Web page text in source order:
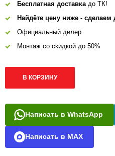
Бесплатная доставка до ТК!
Найдёте цену ниже - сделаем
Официальный дилер
Монтаж со скидкой до 50%
В КОРЗИНУ
Написать в WhatsApp
Написать в MAX